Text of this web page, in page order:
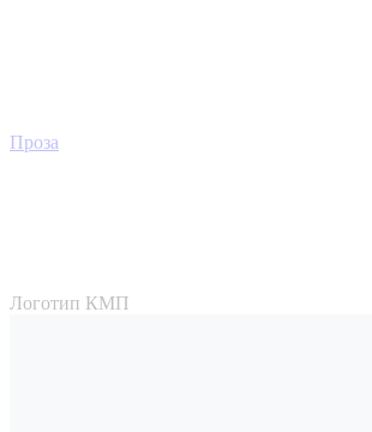
Проза
Логотип КМП